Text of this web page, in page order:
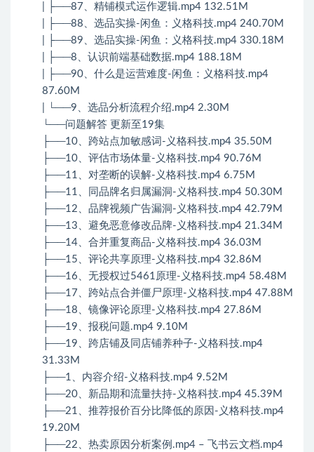
| ├──87、精铺模式运作逻辑.mp4 132.51M
| ├──88、选品实操-闲鱼：义格科技.mp4 240.70M
| ├──89、选品实操-闲鱼：义格科技.mp4 330.18M
| ├──8、认识前端基础数据.mp4 188.18M
| ├──90、什么是运营难度-闲鱼：义格科技.mp4
87.60M
| └──9、选品分析流程介绍.mp4 2.30M
└──问题解答 更新至19集
├──10、跨站点加敏感词-义格科技.mp4 35.50M
├──10、评估市场体量-义格科技.mp4 90.76M
├──11、对垄断的误解-义格科技.mp4 6.75M
├──11、同品牌名归属漏洞-义格科技.mp4 50.30M
├──12、品牌视频广告漏洞-义格科技.mp4 42.79M
├──13、避免恶意修改品牌-义格科技.mp4 21.34M
├──14、合并重复商品-义格科技.mp4 36.03M
├──15、评论共享原理-义格科技.mp4 32.86M
├──16、无授权过5461原理-义格科技.mp4 58.48M
├──17、跨站点合并僵尸原理-义格科技.mp4 47.88M
├──18、镜像评论原理-义格科技.mp4 27.86M
├──19、报税问题.mp4 9.10M
├──19、跨店铺及同店铺养种子-义格科技.mp4
31.33M
├──1、内容介绍-义格科技.mp4 9.52M
├──20、新品期和流量扶持-义格科技.mp4 45.39M
├──21、推荐报价百分比降低的原因-义格科技.mp4
19.20M
├──22、热卖原因分析案例.mp4 – 飞书云文档.mp4